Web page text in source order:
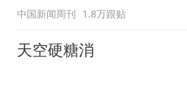
中国新闻周刊 1.8万跟贴
天空硬糖消